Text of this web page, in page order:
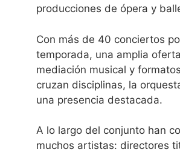
producciones de ópera y
Con más de 40 conciertos
temporada, una amplia
mediación musical y
cruzan disciplinas, la
una presencia destacada.
A lo largo del conjunto han
muchos artistas: directores